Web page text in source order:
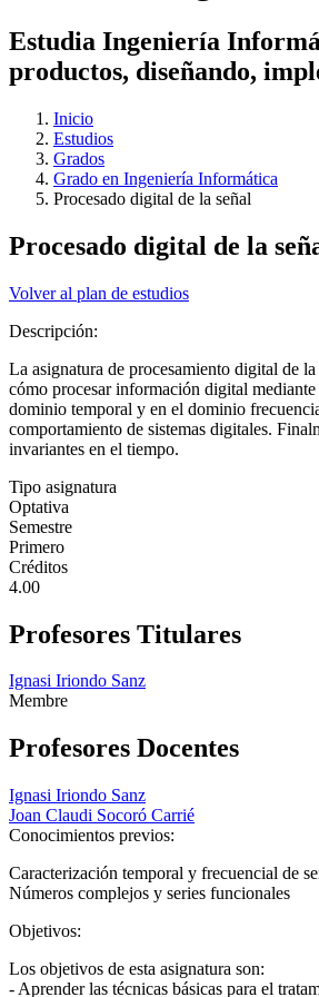
Estudia Ingeniería
productos, diseñando,
Inicio
Estudios
Grados
Grado en Ingeniería Informática
Procesado digital de la señal
Procesado digital de la
Volver al plan de estudios
Descripción:
La asignatura de procesamiento digital de
cómo procesar información digital
dominio temporal y en el dominio
comportamiento de sistemas digitales.
invariantes en el tiempo.
Tipo asignatura
Optativa
Semestre
Primero
Créditos
4.00
Profesores Titulares
Ignasi Iriondo Sanz
Membre
Profesores Docentes
Ignasi Iriondo Sanz
Joan Claudi Socoró Carrié
Conocimientos previos:
Caracterización temporal y frecuencial de
Números complejos y series funcionales
Objetivos:
Los objetivos de esta asignatura son:
- Aprender las técnicas básicas para el